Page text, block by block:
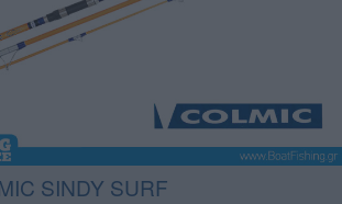
SINDY SURF